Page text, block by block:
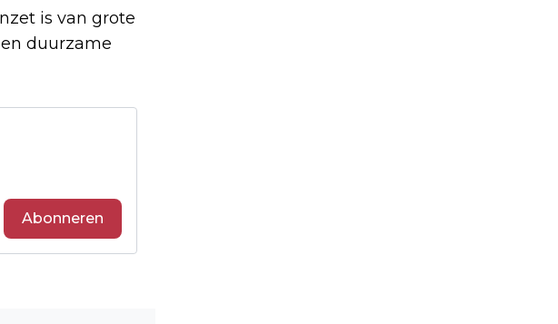
is van grote
duurzame
Abonneren